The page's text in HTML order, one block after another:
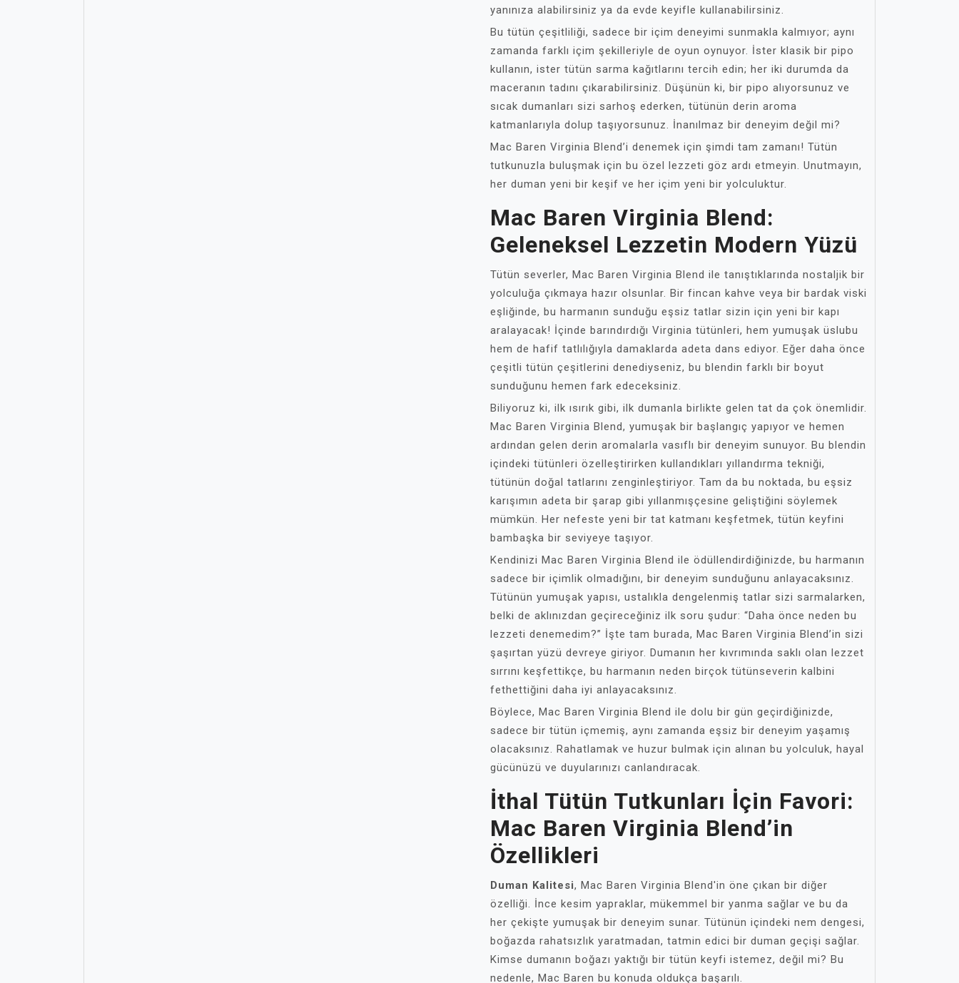
yanınıza alabilirsiniz ya da evde keyifle kullanabilirsiniz.
Bu tütün çeşitliliği, sadece bir içim deneyimi sunmakla kalmıyor; aynı
zamanda farklı içim şekilleriyle de oyun oynuyor. İster klasik bir pipo
kullanın, ister tütün sarma kağıtlarını tercih edin; her iki durumda da
maceranın tadını çıkarabilirsiniz. Düşünün ki, bir pipo alıyorsunuz ve
sıcak dumanları sizi sarhoş ederken, tütünün derin aroma
katmanlarıyla dolup taşıyorsunuz. İnanılmaz bir deneyim değil mi?
Mac Baren Virginia Blend’i denemek için şimdi tam zamanı! Tütün
tutkunuzla buluşmak için bu özel lezzeti göz ardı etmeyin. Unutmayın,
her duman yeni bir keşif ve her içim yeni bir yolculuktur.
Mac Baren Virginia Blend:
Geleneksel Lezzetin Modern Yüzü
Tütün severler, Mac Baren Virginia Blend ile tanıştıklarında nostaljik bir
yolculuğa çıkmaya hazır olsunlar. Bir fincan kahve veya bir bardak viski
eşliğinde, bu harmanın sunduğu eşsiz tatlar sizin için yeni bir kapı
aralayacak! İçinde barındırdığı Virginia tütünleri, hem yumuşak üslubu
hem de hafif tatlılığıyla damaklarda adeta dans ediyor. Eğer daha önce
çeşitli tütün çeşitlerini denediyseniz, bu blendin farklı bir boyut
sunduğunu hemen fark edeceksiniz.
Biliyoruz ki, ilk ısırık gibi, ilk dumanla birlikte gelen tat da çok önemlidir.
Mac Baren Virginia Blend, yumuşak bir başlangıç yapıyor ve hemen
ardından gelen derin aromalarla vasıflı bir deneyim sunuyor. Bu blendin
içindeki tütünleri özelleştirirken kullandıkları yıllandırma tekniği,
tütünün doğal tatlarını zenginleştiriyor. Tam da bu noktada, bu eşsiz
karışımın adeta bir şarap gibi yıllanmışçesine geliştiğini söylemek
mümkün. Her nefeste yeni bir tat katmanı keşfetmek, tütün keyfini
bambaşka bir seviyeye taşıyor.
Kendinizi Mac Baren Virginia Blend ile ödüllendirdiğinizde, bu harmanın
sadece bir içimlik olmadığını, bir deneyim sunduğunu anlayacaksınız.
Tütünün yumuşak yapısı, ustalıkla dengelenmiş tatlar sizi sarmalarken,
belki de aklınızdan geçireceğiniz ilk soru şudur: “Daha önce neden bu
lezzeti denemedim?” İşte tam burada, Mac Baren Virginia Blend’in sizi
şaşırtan yüzü devreye giriyor. Dumanın her kıvrımında saklı olan lezzet
sırrını keşfettikçe, bu harmanın neden birçok tütünseverin kalbini
fethettiğini daha iyi anlayacaksınız.
Böylece, Mac Baren Virginia Blend ile dolu bir gün geçirdiğinizde,
sadece bir tütün içmemiş, aynı zamanda eşsiz bir deneyim yaşamış
olacaksınız. Rahatlamak ve huzur bulmak için alınan bu yolculuk, hayal
gücünüzü ve duyularınızı canlandıracak.
İthal Tütün Tutkunları İçin Favori:
Mac Baren Virginia Blend’in
Özellikleri
Duman Kalitesi, Mac Baren Virginia Blend'in öne çıkan bir diğer
özelliği. İnce kesim yapraklar, mükemmel bir yanma sağlar ve bu da
her çekişte yumuşak bir deneyim sunar. Tütünün içindeki nem dengesi,
boğazda rahatsızlık yaratmadan, tatmin edici bir duman geçişi sağlar.
Kimse dumanın boğazı yaktığı bir tütün keyfi istemez, değil mi? Bu
nedenle, Mac Baren bu konuda oldukça başarılı.